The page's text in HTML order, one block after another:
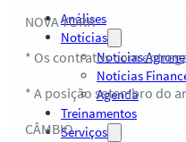
Análises
Notícias
Notícias
Notícias
Agenda
Treinamentos
Serviços
NOVA YORK
* Os contratos com
* A posição setembro do
CÂMBIO